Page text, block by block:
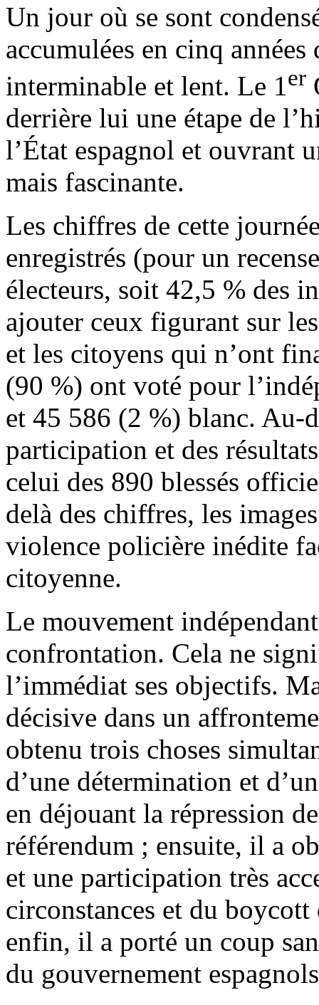
Un jour où se sont
accumulées en cinq
interminable et lent. Le 1er
derrière lui une étape de
l’État espagnol et ouvrant
mais fascinante.
Les chiffres de cette
enregistrés (pour un
électeurs, soit 42,5 % des
ajouter ceux figurant sur
et les citoyens qui n’ont
(90 %) ont voté pour
et 45 586 (2 %) blanc. Au-
participation et des
celui des 890 blessés
delà des chiffres, les
violence policière inédite
citoyenne.
Le mouvement
confrontation. Cela ne
l’immédiat ses objectifs.
décisive dans un
obtenu trois choses
d’une détermination et
en déjouant la répression
référendum ; ensuite, il a
et une participation très
circonstances et du
enfin, il a porté un coup
du gouvernement